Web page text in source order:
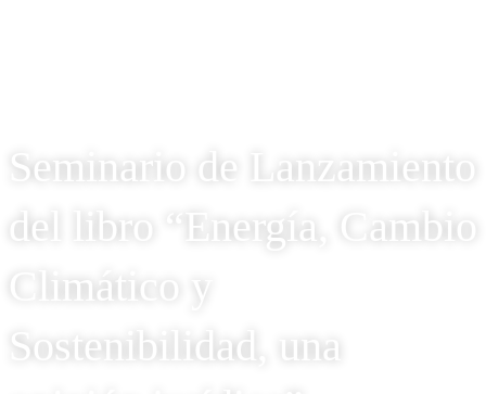
Seminario de Lanzamiento
del libro “Energía, Cambio
Climático y
Sostenibilidad, una